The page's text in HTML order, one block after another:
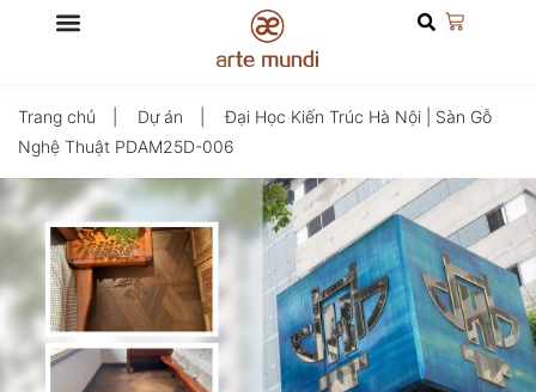
Trang chủ Dự án
Đại Học Kiến Trúc Hà Nội | Sàn Gỗ
Nghệ Thuật PDAM25D-006